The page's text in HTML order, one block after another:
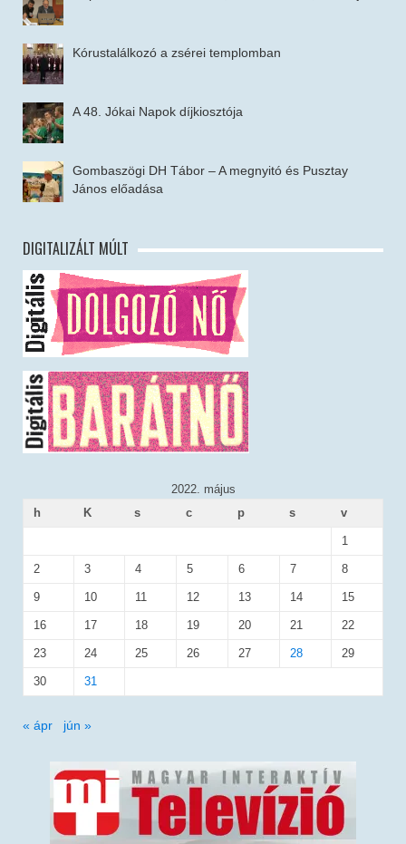
Kórustalálkozó a zsérei templomban
A 48. Jókai Napok díjkiosztója
Gombaszögi DH Tábor – A megnyitó és Pusztay
János előadása
DIGITALIZÁLT MÚLT
2022. május
h
K s c p s v
1
2 3 4 5 6 7 8
9 10 11 12 13 14 15
16 17 18 19 20 21 22
23 24 25 26 27 28 29
30 31
« ápr jún »